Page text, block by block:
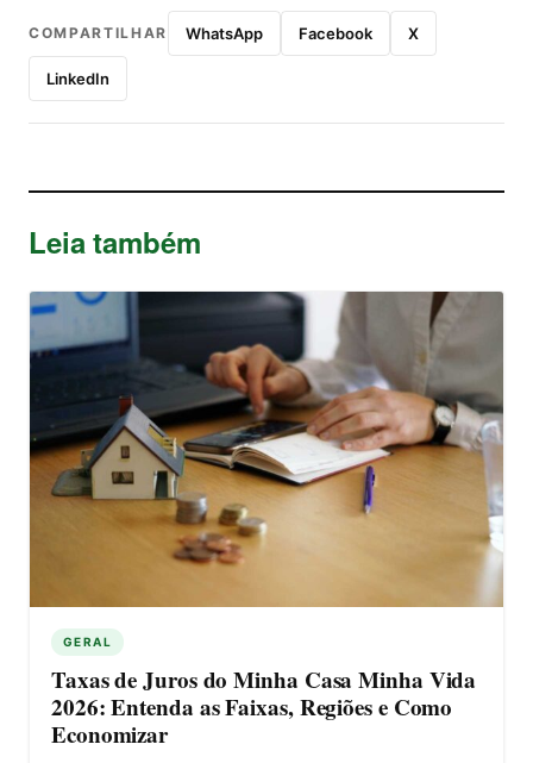
COMPARTILHAR WhatsApp Facebook X
LinkedIn
Leia também
GERAL
Taxas de Juros do Minha Casa Minha Vida
2026: Entenda as Faixas, Regiões e Como
Economizar